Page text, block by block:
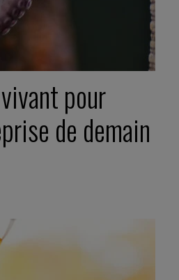
pour
de demain